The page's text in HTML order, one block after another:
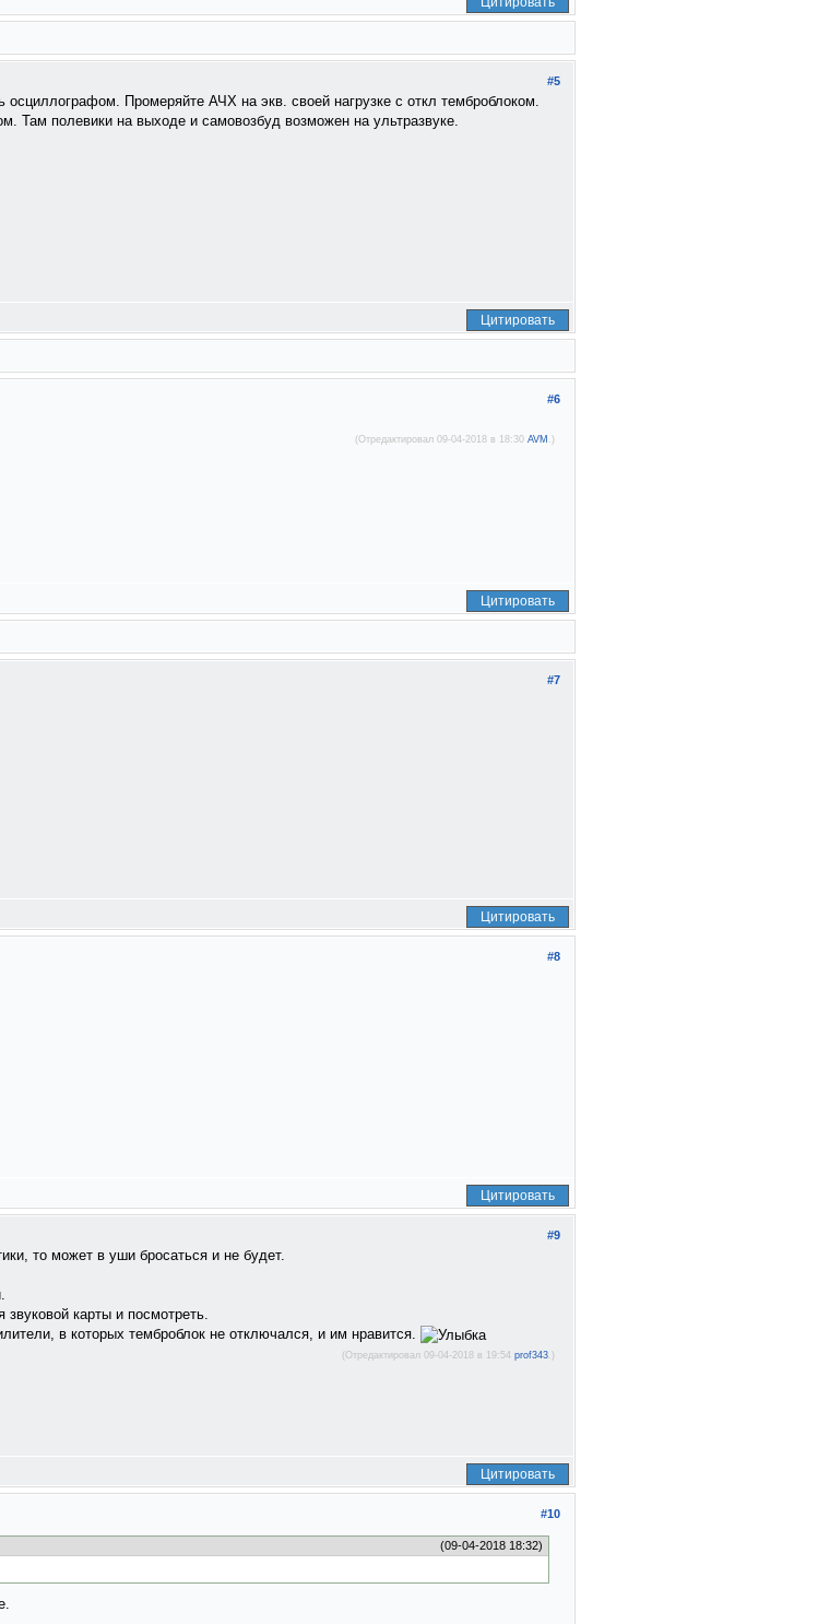
#5
Промеряйте АЧХ на экв. своей нагрузке с откл темброблоком.
Там полевики на выходе и самовозбуд возможен на ультразвуке.
Цитировать
#6
(Отредактировал 09-04-2018 в 18:30 AVM .)
Цитировать
#7
Цитировать
#8
Цитировать
#9
то может в уши бросаться и не будет.
карты и посмотреть.
в которых темброблок не отключался, и им нравится.
(Отредактировал 09-04-2018 в 19:54 prof343 .)
Цитировать
#10
(09-04-2018 18:32)